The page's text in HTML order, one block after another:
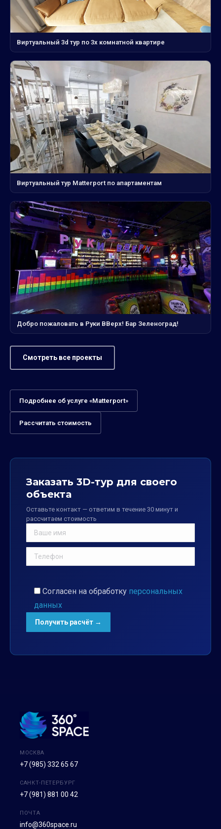
Виртуальный 3d тур по 3х комнатной квартире
Виртуальный тур Matterport по апартаментам
Добро пожаловать в Руки ВВерх! Бар Зеленоград!
Смотреть все проекты
Подробнее об услуге «Matterport»
Рассчитать стоимость
Заказать 3D-тур для своего
объекта
Оставьте контакт — ответим в течение 30 минут и
рассчитаем стоимость
Согласен на обработку персональных
данных
МОСКВА
+7 (985) 332 65 67
САНКТ-ПЕТЕРБУРГ
+7 (981) 881 00 42
ПОЧТА
info@360space.ru